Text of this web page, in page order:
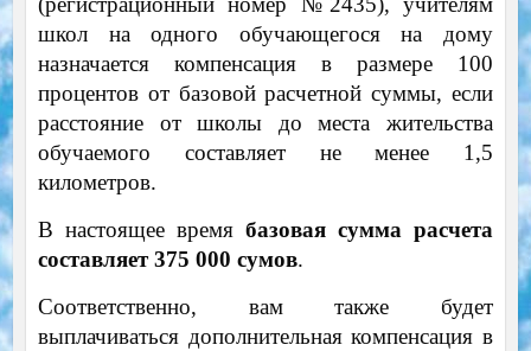
школ на одного обучающегося на дому
назначается компенсация в размере 100
процентов от базовой расчетной суммы, если
расстояние от школы до места жительства
обучаемого составляет не менее 1,5
километров.
В настоящее времябазовая сумма расчета
составляет 375 000 сумов.
Соответственно, вам также будет
выплачиваться дополнительная компенсация в